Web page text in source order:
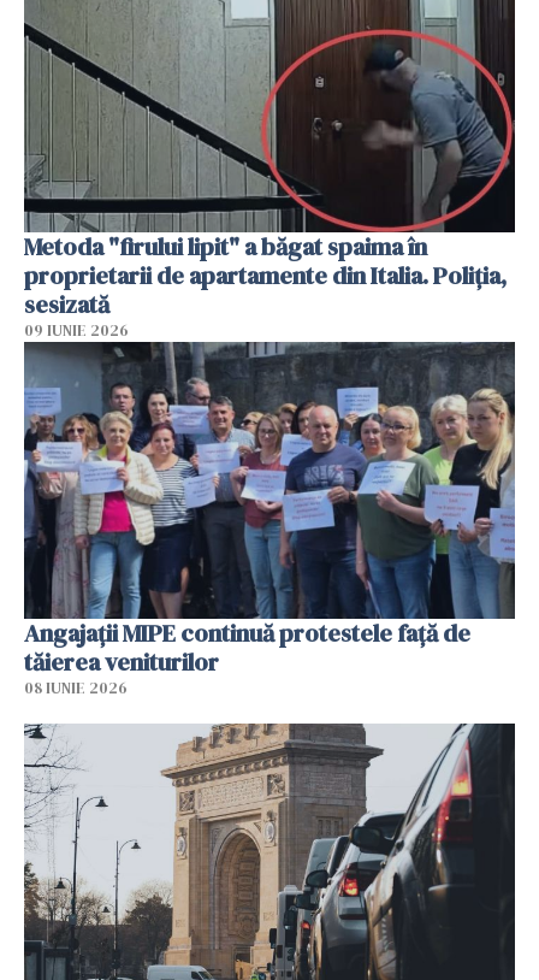
Metoda "firului lipit" a băgat spaima în
proprietarii de apartamente din Italia. Poliția,
sesizată
09 IUNIE 2026
Angajaţii MIPE continuă protestele faţă de
tăierea veniturilor
08 IUNIE 2026